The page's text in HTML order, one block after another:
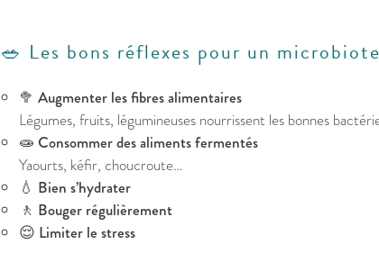
🥗 Les bons réflexes pour un
🥦 Augmenter les fibres alimentaires
Légumes, fruits, légumineuses nourrissent les bonnes
🧫 Consommer des aliments fermentés
Yaourts, kéfir, choucroute…
💧 Bien s’hydrater
🚶 Bouger régulièrement
😌 Limiter le stress